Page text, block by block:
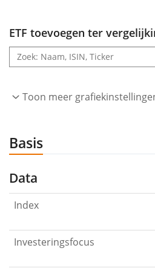
ETF toevoegen ter
Toon meer
Basis
Data
Index
Investeringsfocus